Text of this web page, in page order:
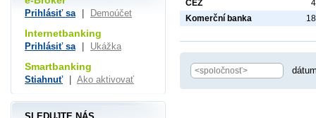
ČEZ
Komerční banka
Prihlásiť sa Demoúčet
Internetbanking
Prihlásiť sa Ukážka
Smartbanking
Stiahnuť Ako aktivovať
SLEDUJTE NÁS